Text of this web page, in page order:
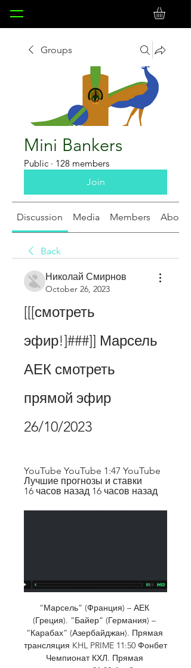
Groups
Mini Bankers
Public · 128 members
Join
Discussion Media Members About
Back
Николай Смирнов
October 26, 2023
[[[смотреть
эфир!]###]] Марсель
АЕК смотреть
прямой эфир
26/10/2023
YouTube YouTube 1:47 YouTube
Лучшие прогнозы и ставки
16 часов назад 16 часов назад
“Марсель” (Франция) – АЕК
(Греция). “Байер” (Германия) –
“Карабах” (Азербайджан). Прямая
трансляция KHL PRIME 11:50 Фонбет
Чемпионат КХЛ. Прямая